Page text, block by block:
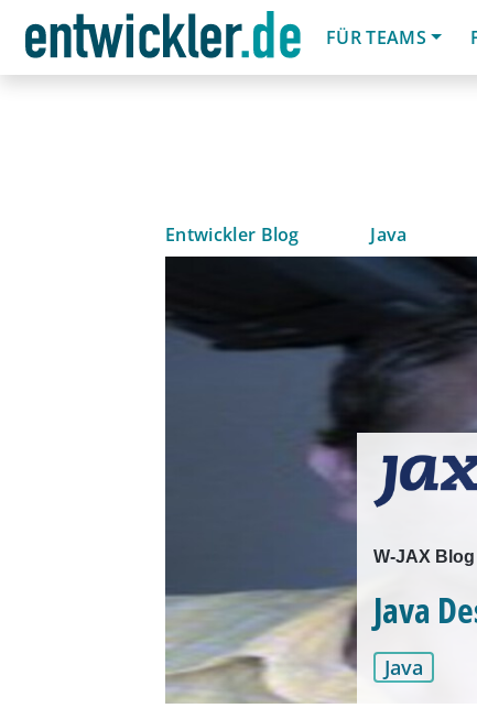
FÜR TEAMS
Entwickler Blog Java
W-JAX Blog
Java
Java